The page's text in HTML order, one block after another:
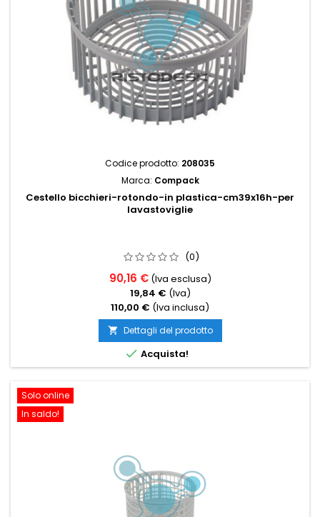
Codice prodotto: 208035
Marca: Compack
Cestello bicchieri-rotondo-in plastica-cm39x16h-per
lavastoviglie
(0)
90,16 € (Iva esclusa)
19,84 € (Iva)
110,00 € (Iva inclusa)
 Dettagli del prodotto
 Acquista!
Solo online
In saldo!